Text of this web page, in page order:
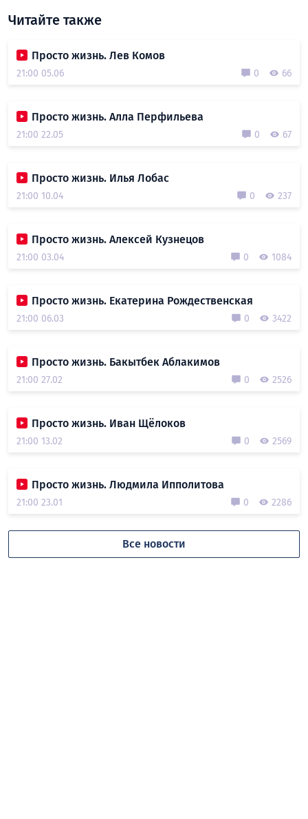
Читайте также
Просто жизнь. Лев Комов
21:00 05.06 0 66
Просто жизнь. Алла Перфильева
21:00 22.05 0 67
Просто жизнь. Илья Лобас
21:00 10.04 0 237
Просто жизнь. Алексей Кузнецов
21:00 03.04 0 1084
Просто жизнь. Екатерина Рождественская
21:00 06.03 0 3422
Просто жизнь. Бакытбек Аблакимов
21:00 27.02 0 2526
Просто жизнь. Иван Щёлоков
21:00 13.02 0 2569
Просто жизнь. Людмила Ипполитова
21:00 23.01 0 2286
Все новости